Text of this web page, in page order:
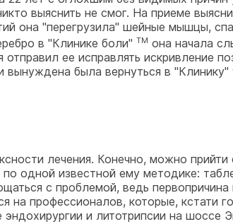
выяснить не смог. На приеме
она "перегрузила" шейные мышцы,
в "Клинике боли" TM она начала
ее исправлять искривление
вынуждена была вернуться в
лечения. Конечно, можно
одной известной ему методике:
с проблемой, ведь
на профессионалов, которые, кстати
и литотрипсии на шоссе